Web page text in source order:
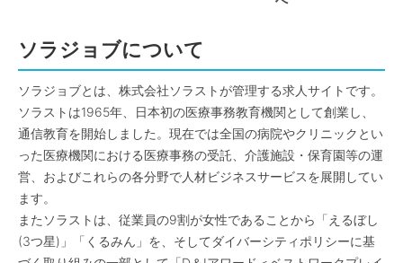
ソラジョブについて
ソラジョブとは、株式会社ソラストが管理する求人サイトです。
ソラストは1965年、日本初の医療事務教育機関として創業し、
通信教育を開始しました。現在では全国の病院やクリニックとい
った医療機関における医療事務の受託、介護施設・保育園等の運
営、およびこれらの各分野で人材ビジネスサービスを展開してい
ます。
またソラストは、従業員の9割が女性であることから「えるぼし
(3つ星)」「くるみん」を、そしてダイバーシティポリシーに基